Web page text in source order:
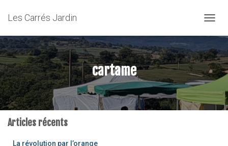
Les Carrés Jardin
cartame
Articles récents
La révolution par l’orange